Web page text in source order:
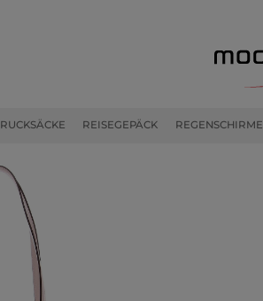
RUCKSÄCKE REISEGEPÄCK REGENSCHIRME